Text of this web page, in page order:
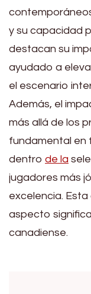
y su capacidad
destacan su
ayudado a
el escenario
Además, el
más allá de los
fundamental en
dentro de la
jugadores más
excelencia.
aspecto
canadiense.